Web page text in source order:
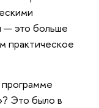
— это больше
практическое
программе
Это было в